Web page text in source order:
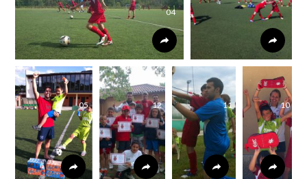
04
05 12 11 10